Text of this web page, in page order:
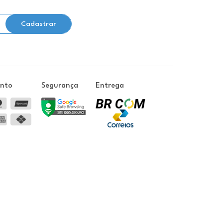
Cadastrar
Segurança Entrega